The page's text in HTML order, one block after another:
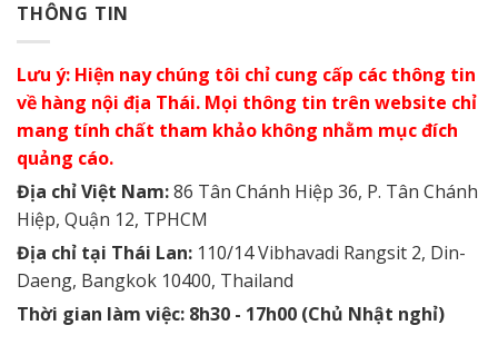
THÔNG TIN
Lưu ý: Hiện nay chúng tôi chỉ cung cấp các thông tin
về hàng nội địa Thái. Mọi thông tin trên website chỉ
mang tính chất tham khảo không nhằm mục đích
quảng cáo.
Địa chỉ Việt Nam:86 Tân Chánh Hiệp 36, P. Tân Chánh
Hiệp, Quận 12, TPHCM
Địa chỉ tại Thái Lan: 110/14 Vibhavadi Rangsit 2, Din-
Daeng, Bangkok 10400, Thailand
Thời gian làm việc: 8h30 - 17h00 (Chủ Nhật nghỉ)